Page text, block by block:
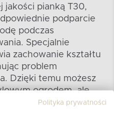
jakości pianką T30,
podparcie
podczas
Specjalnie
zachowanie kształtu
problem
Dzięki temu możesz
ogrodem, ale
relaksu na świeżym
Polityka prywatności